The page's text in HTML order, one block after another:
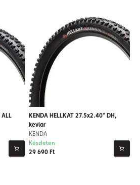
ALL
KENDA HELLKAT 27.5x2.40" DH,
kevlar
KENDA
29 690 Ft
Készleten